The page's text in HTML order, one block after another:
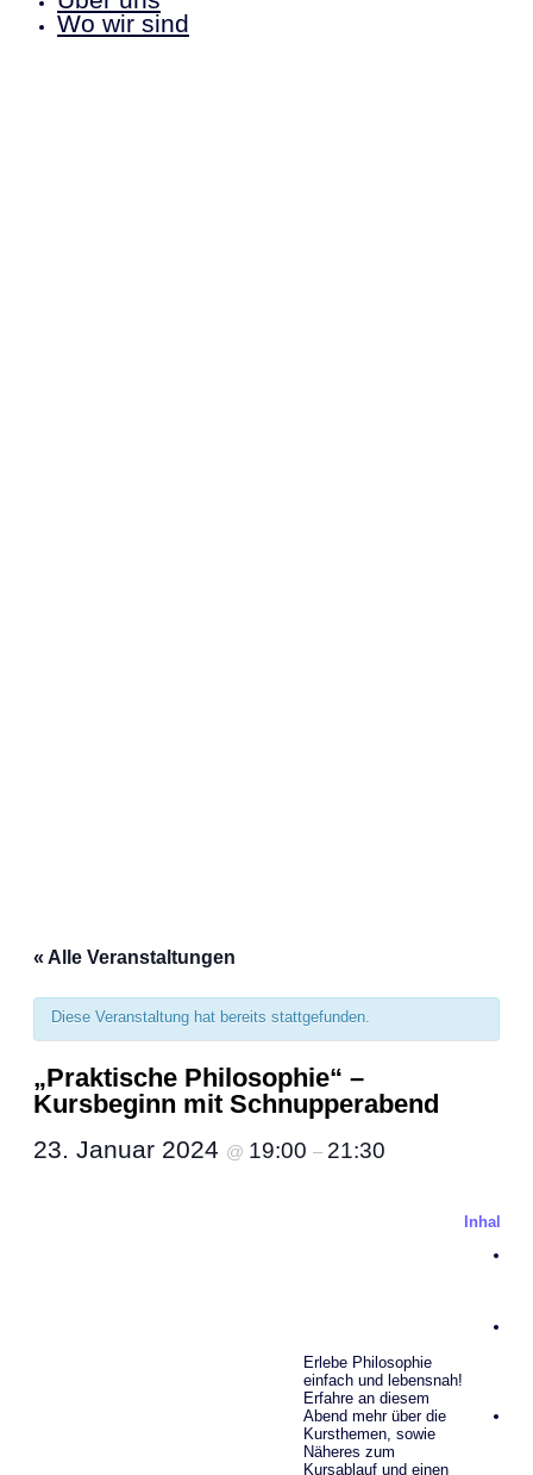
Wo wir sind
« Alle Veranstaltungen
Diese Veranstaltung hat bereits stattgefunden.
„Praktische Philosophie“ –
Kursbeginn mit Schnupperabend
23. Januar 2024 @ 19:00 – 21:30
Erlebe Philosophie
einfach und lebensnah!
Erfahre an diesem
Abend mehr über die
Kursthemen, sowie
Näheres zum
Kursablauf und einen
Inhalt